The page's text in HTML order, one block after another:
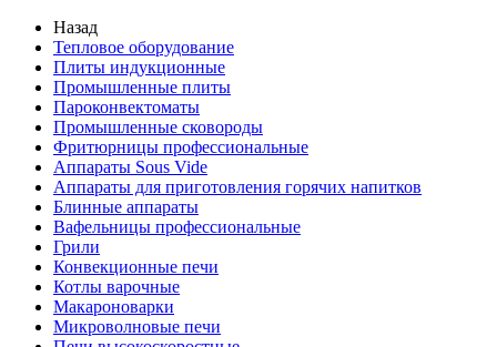
Назад
Тепловое оборудование
Плиты индукционные
Промышленные плиты
Пароконвектоматы
Промышленные сковороды
Фритюрницы профессиональные
Аппараты Sous Vide
Аппараты для приготовления горячих напитков
Блинные аппараты
Вафельницы профессиональные
Грили
Конвекционные печи
Котлы варочные
Макароноварки
Микроволновые печи